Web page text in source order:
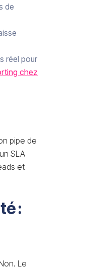
de
réel pour
chez
pipe de
SLA
et
:
Le